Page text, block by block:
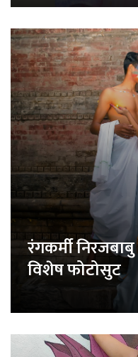
रंगकर्मी
विशेष फोटोसुट